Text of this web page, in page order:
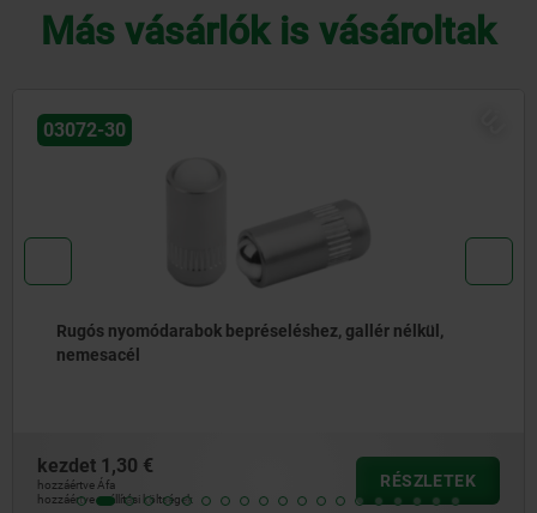
Más vásárlók is vásároltak
03072-20
Rugós nyomódarabok bepréseléshez, gallér nélkül, acél
kezdet 1,04 €
hozzáértve Áfa
hozzáértve szállítási költségek
RÉSZLETEK